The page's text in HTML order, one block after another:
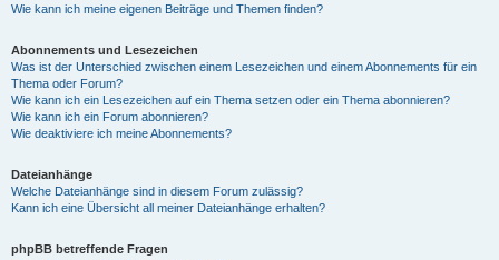
Wie kann ich meine eigenen Beiträge und Themen finden?
Abonnements und Lesezeichen
Was ist der Unterschied zwischen einem Lesezeichen und einem Abonnements für ein
Thema oder Forum?
Wie kann ich ein Lesezeichen auf ein Thema setzen oder ein Thema abonnieren?
Wie kann ich ein Forum abonnieren?
Wie deaktiviere ich meine Abonnements?
Dateianhänge
Welche Dateianhänge sind in diesem Forum zulässig?
Kann ich eine Übersicht all meiner Dateianhänge erhalten?
phpBB betreffende Fragen